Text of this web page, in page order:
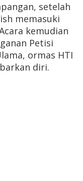
setelah
memasuki
kemudian
Petisi
ormas HTI
diri.